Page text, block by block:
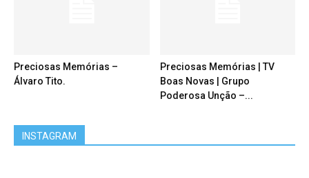
Preciosas Memórias –
Álvaro Tito.
Preciosas Memórias | TV
Boas Novas | Grupo
Poderosa Unção –...
INSTAGRAM